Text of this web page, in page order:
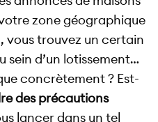
zone géographique
vous trouvez un certain
sein d’un lotissement…
concrètement ? Est-
des précautions
lancer dans un tel